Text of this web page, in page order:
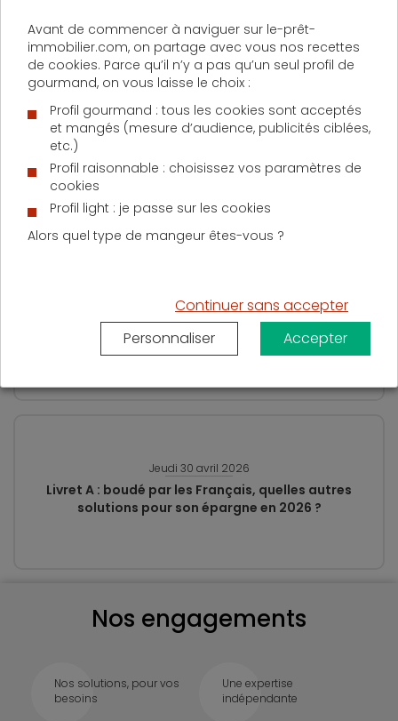
D'AUTRES ACTUALITÉS SUR LE PRÊT IMMOBILIER
Lundi 1 juin 2026
Les 5 critères à comparer pour réussir un
investissement locatif à Paris
Mardi 12 mai 2026
Que couvre l’assurance copropriété ? Garanties et
protections détaillées
Jeudi 30 avril 2026
Livret A : boudé par les Français, quelles autres
solutions pour son épargne en 2026 ?
Nos engagements
Nos solutions, pour vos
besoins
Une expertise
indépendante
Avant de commencer à naviguer sur le-prêt-
immobilier.com, on partage avec vous nos recettes
de cookies. Parce qu’il n’y a pas qu’un seul profil de
gourmand, on vous laisse le choix :
Profil gourmand : tous les cookies sont acceptés
et mangés (mesure d’audience, publicités ciblées,
etc.)
Profil raisonnable : choisissez vos paramètres de
cookies
Profil light : je passe sur les cookies
Alors quel type de mangeur êtes-vous ?
Continuer sans accepter
Personnaliser
Accepter